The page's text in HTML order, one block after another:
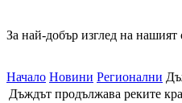
За най-добър изглед на нашият
Начало Новини Регионални
Дъждът продължава реките